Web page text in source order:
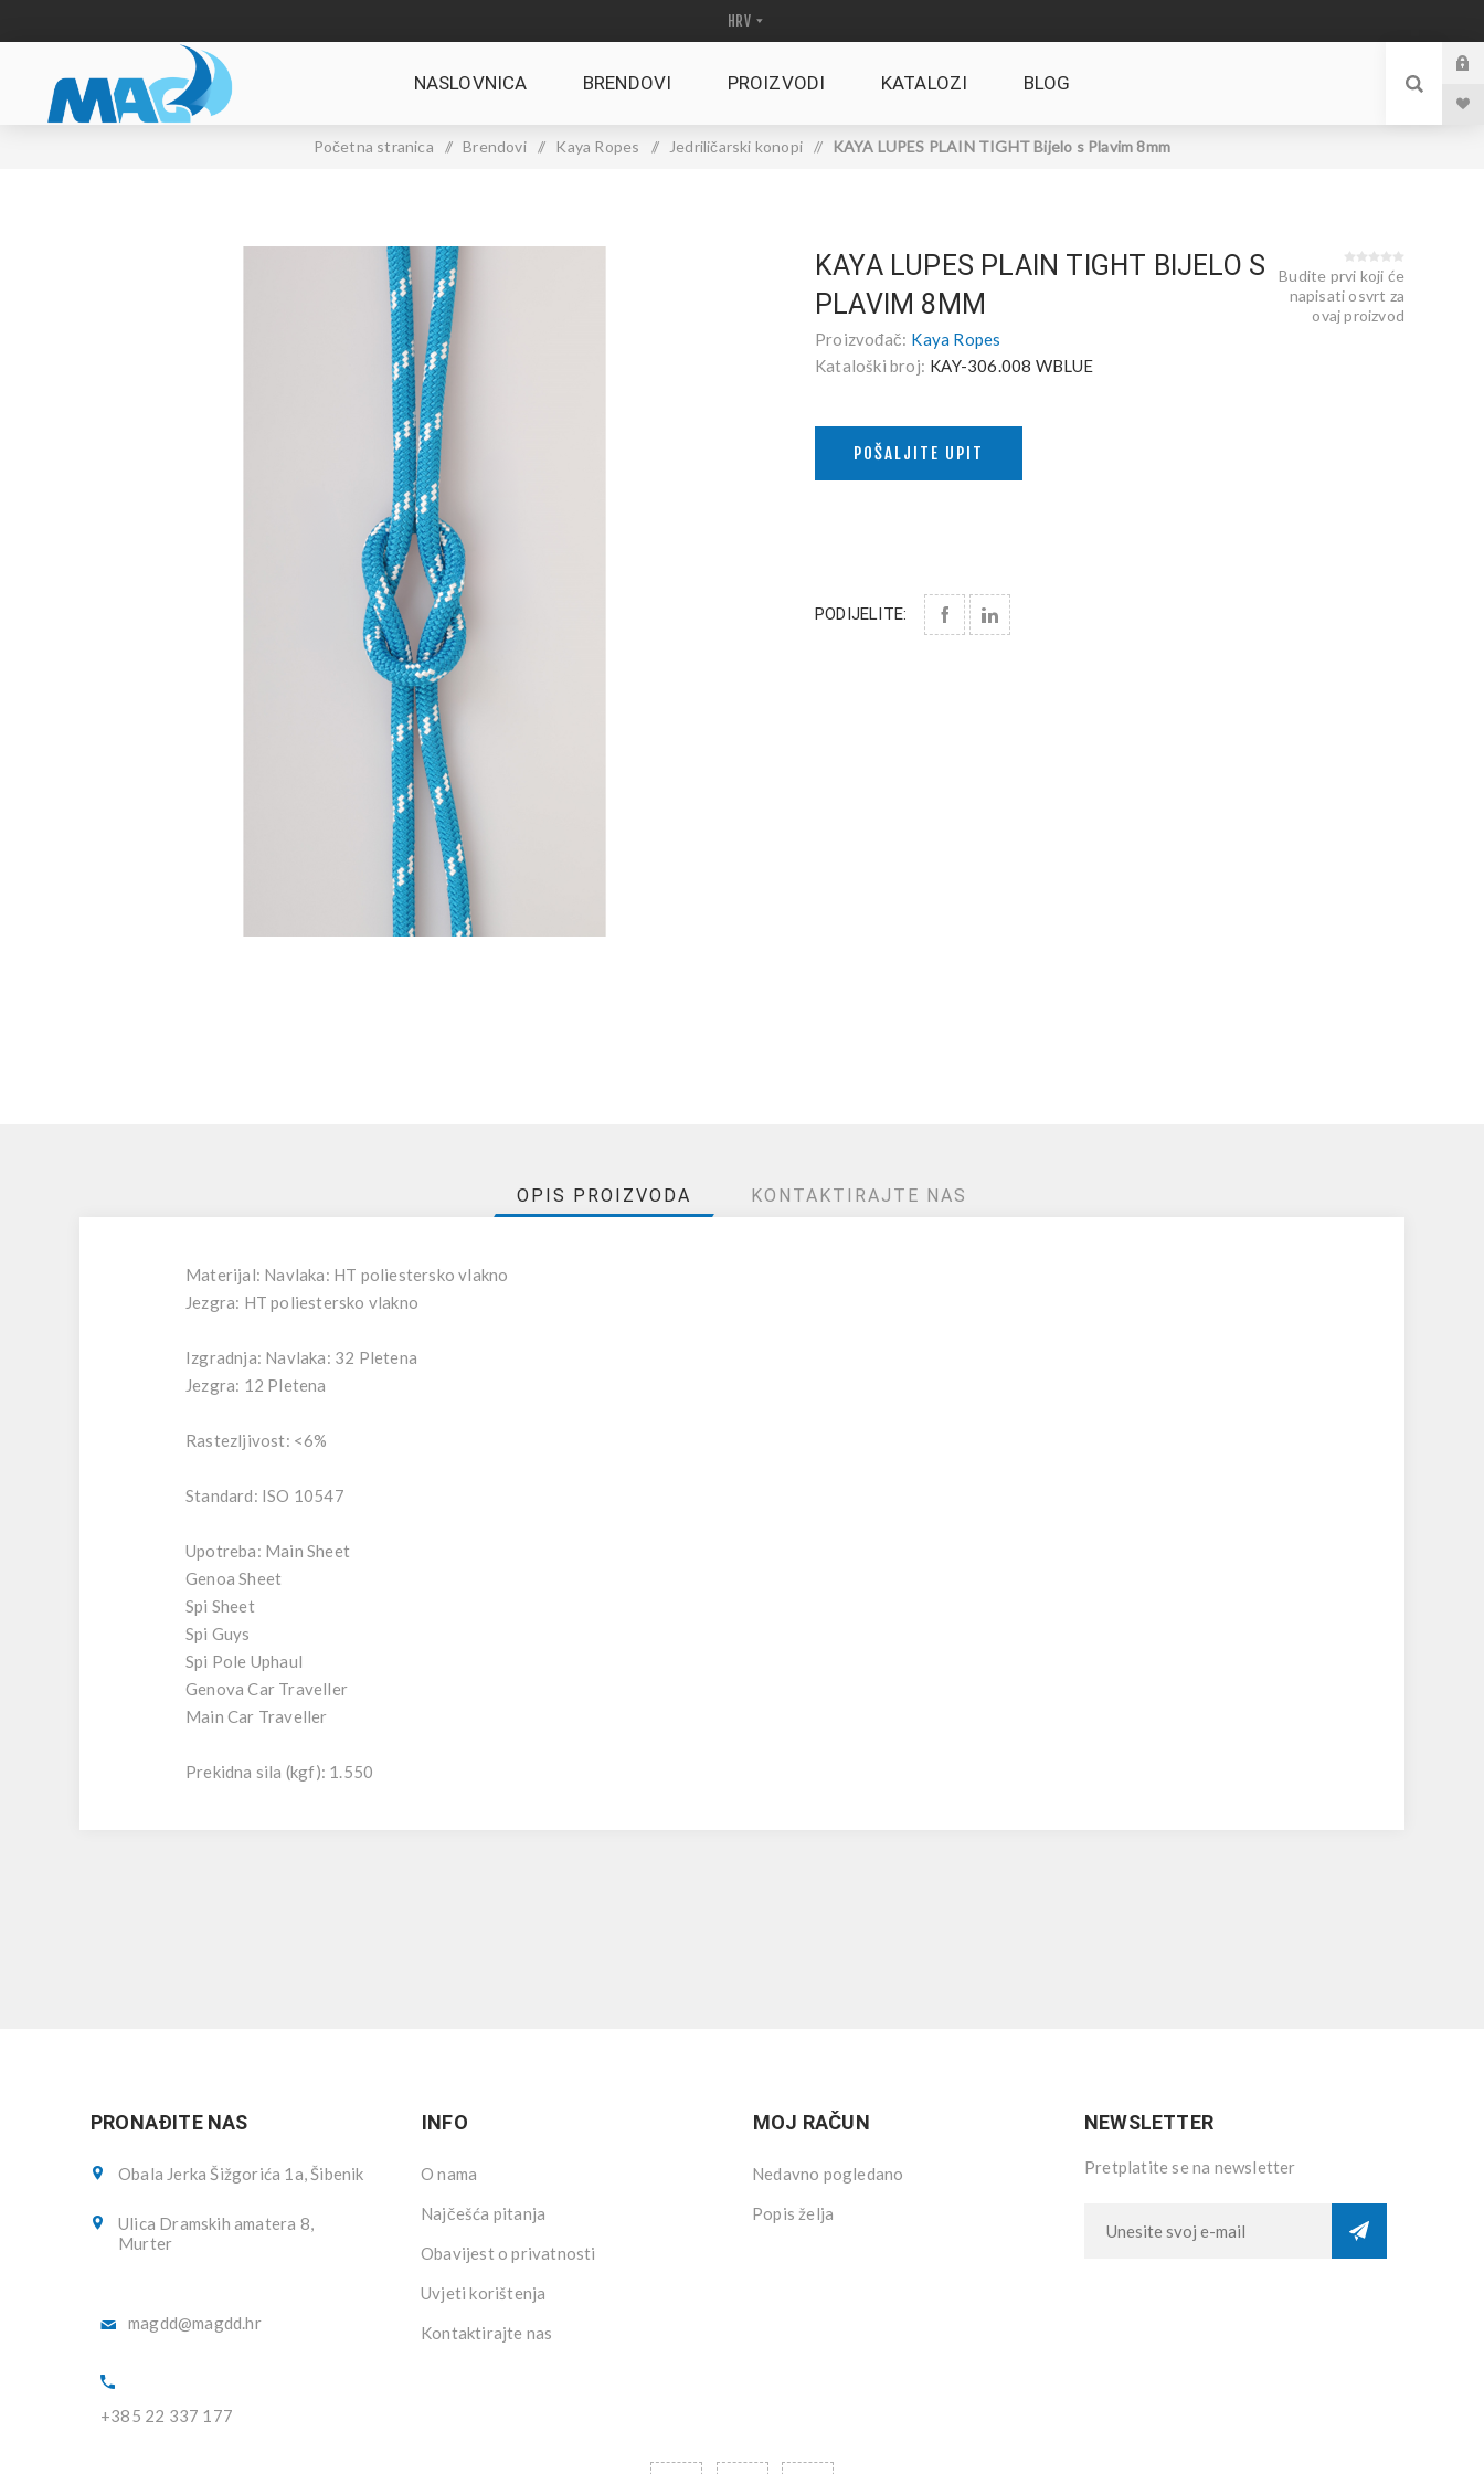
NASLOVNICA BRENDOVI PROIZVODI KATALOZI BLOG
Početna stranica / Brendovi / Kaya Ropes / Jedriličarski konopi / KAYA LUPES PLAIN TIGHT Bijelo s Plavim 8mm
KAYA LUPES PLAIN TIGHT BIJELO S
PLAVIM 8MM
Proizvođač: Kaya Ropes
Kataloški broj: KAY-306.008 WBLUE
Budite prvi koji će
napisati osvrt za
ovaj proizvod
POŠALJITE UPIT
PODIJELITE:
OPIS PROIZVODA KONTAKTIRAJTE NAS
Materijal: Navlaka: HT poliestersko vlakno
Jezgra: HT poliestersko vlakno
Izgradnja: Navlaka: 32 Pletena
Jezgra: 12 Pletena
Rastezljivost: <6%
Standard: ISO 10547
Upotreba: Main Sheet
Genoa Sheet
Spi Sheet
Spi Guys
Spi Pole Uphaul
Genova Car Traveller
Main Car Traveller
Prekidna sila (kgf): 1.550
PRONAĐITE NAS
Obala Jerka Šižgorića 1a, Šibenik
Ulica Dramskih amatera 8,
Murter
magdd@magdd.hr
+385 22 337 177
INFO
O nama
Najčešća pitanja
Obavijest o privatnosti
Uvjeti korištenja
Kontaktirajte nas
MOJ RAČUN
Nedavno pogledano
Popis želja
NEWSLETTER
Pretplatite se na newsletter